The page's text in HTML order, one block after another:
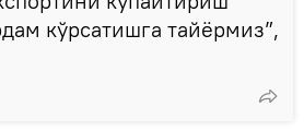
кўрсатишга тайёрмиз”,